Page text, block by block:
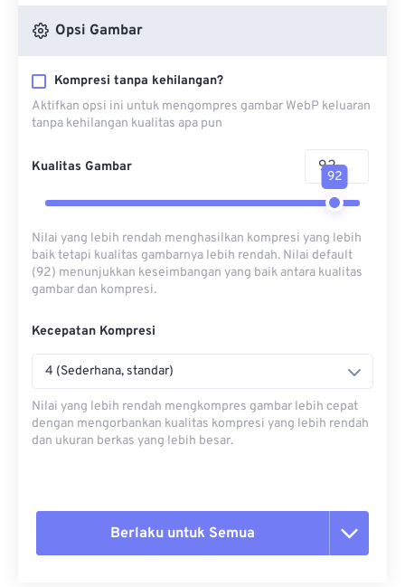
Opsi Gambar
Kompresi tanpa kehilangan?
Aktifkan opsi ini untuk mengompres gambar WebP keluaran
tanpa kehilangan kualitas apa pun
Kualitas Gambar
92
Nilai yang lebih rendah menghasilkan kompresi yang lebih
baik tetapi kualitas gambarnya lebih rendah. Nilai default
(92) menunjukkan keseimbangan yang baik antara kualitas
gambar dan kompresi.
Kecepatan Kompresi
4 (Sederhana, standar)
Nilai yang lebih rendah mengkompres gambar lebih cepat
dengan mengorbankan kualitas kompresi yang lebih rendah
dan ukuran berkas yang lebih besar.
Berlaku untuk Semua